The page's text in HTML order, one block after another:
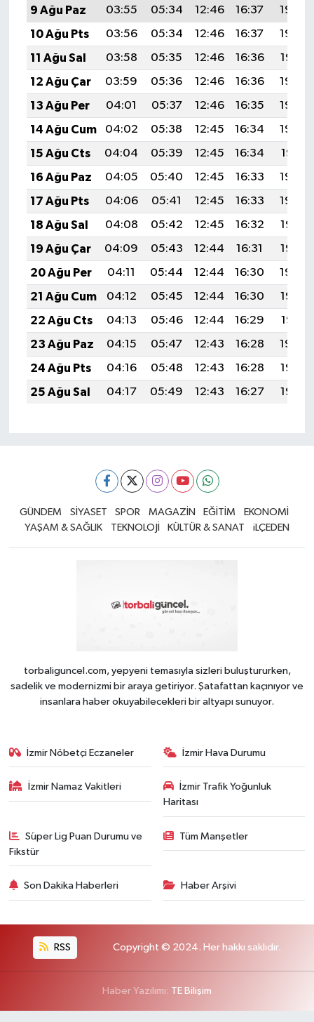
9 Ağu Paz
03:55 05:34 12:46 16:37
19:49
10 Ağu Pts
03:56 05:34 12:46 16:37
19:48
11 Ağu Sal
03:58 05:35 12:46 16:36
19:47
12 Ağu Çar
03:59 05:36 12:46 16:36
19:45
13 Ağu Per
04:01 05:37 12:46 16:35
19:44
14 Ağu Cum
04:02 05:38 12:45 16:34
19:43
15 Ağu Cts
04:04 05:39 12:45 16:34
19:41
16 Ağu Paz
04:05 05:40 12:45 16:33
19:40
17 Ağu Pts
04:06 05:41 12:45 16:33
19:39
18 Ağu Sal
04:08 05:42 12:45 16:32
19:37
19 Ağu Çar
04:09 05:43 12:44 16:31
19:36
20 Ağu Per
04:11 05:44 12:44 16:30
19:34
21 Ağu Cum
04:12 05:45 12:44 16:30
19:33
22 Ağu Cts
04:13 05:46 12:44 16:29
19:31
23 Ağu Paz
04:15 05:47 12:43 16:28
19:30
24 Ağu Pts
04:16 05:48 12:43 16:28
19:28
25 Ağu Sal
04:17 05:49 12:43 16:27 19:27
GÜNDEM SİYASET SPOR MAGAZİN EĞİTİM
EKONOMİ
YAŞAM & SAĞLIK
TEKNOLOJİ KÜLTÜR & SANAT iLÇEDEN
torbaliguncel.com, yepyeni temasıyla sizleri buluştururken,
sadelik ve modernizmi bir araya getiriyor. Şatafattan kaçınıyor ve
insanlara haber okuyabilecekleri bir altyapı sunuyor.
İzmir Nöbetçi Eczaneler İzmir Hava Durumu
İzmir Namaz Vakitleri
İzmir Trafik Yoğunluk
Haritası
Süper Lig Puan Durumu ve
Fikstür
Tüm Manşetler
Son Dakika Haberleri Haber Arşivi
RSS Copyright © 2024. Her hakkı saklıdır.
Haber Yazılımı: TE Bilişim